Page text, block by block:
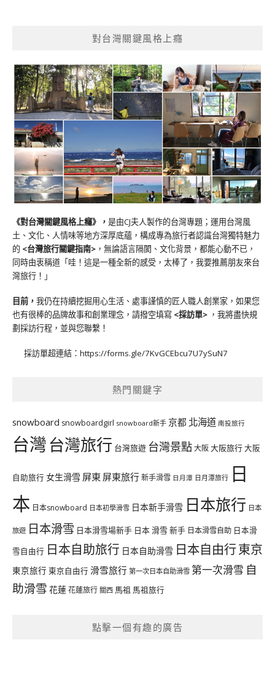
對台灣關鍵風格上癮
《對台灣關鍵風格上癮》 ， 是由CJ夫人製作的台灣專題；運用台灣風
土、文化、人情味等地方深厚底蘊，構成專為旅行者認識台灣獨特魅力
的 <台灣旅行關鍵指南> ，無論語言隔閡、文化背景，都能心動不已，
同時由衷稱道「哇！這是一種全新的感受，太棒了，我要推薦朋友來台
灣旅行！」
目前， 我仍在持續挖掘用心生活、處事謹慎的匠人職人創業家，如果您
也有很棒的品牌故事和創業理念，請撥空填寫 <採訪單> ，我將盡快規
劃採訪行程，並與您聯繫！
採訪單超連結： https://forms.gle/7KvGCEbcu7U7ySuN7
熱門關鍵字
snowboard snowboardgirl snowboard新手 京都 北海道 南投旅行
台灣台灣旅行 台灣旅遊 台灣景點大阪大阪旅行大阪
自助旅行 女生滑雪 屏東 屏東旅行新手滑雪 日月潭 日月潭旅行 日
本 日本snowboard 日本初學滑雪 日本新手滑雪 日本旅行 日本
旅遊 日本滑雪 日本滑雪場新手 日本 滑雪 新手 日本滑雪自助 日本滑
雪自由行 日本自助旅行 日本自助滑雪 日本自由行東京
東京旅行 東京自由行 滑雪旅行 第一次日本自助滑雪 第一次滑雪 自
助滑雪 花蓮花蓮旅行 關西 馬祖 馬祖旅行
點擊一個有趣的廣告